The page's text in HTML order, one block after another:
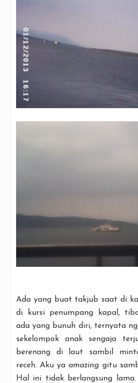
Ada yang buat takjub saat di
di kursi penumpang kapal,
ada yang bunuh diri, ternyata
sekelompok anak sengaja
berenang di laut sambil
receh. Aku ya amazing gitu
Hal ini tidak berlangsung